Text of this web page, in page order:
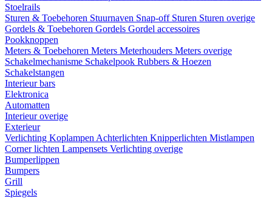
Stoelrails
Sturen & Toebehoren Stuurnaven Snap-off Sturen Sturen overige
Gordels & Toebehoren Gordels Gordel accessoires
Pookknoppen
Meters & Toebehoren Meters Meterhouders Meters overige
Schakelmechanisme Schakelpook Rubbers & Hoezen
Schakelstangen
Interieur bars
Elektronica
Automatten
Interieur overige
Exterieur
Verlichting Koplampen Achterlichten Knipperlichten Mistlampen
Corner lichten Lampensets Verlichting overige
Bumperlippen
Bumpers
Grill
Spiegels